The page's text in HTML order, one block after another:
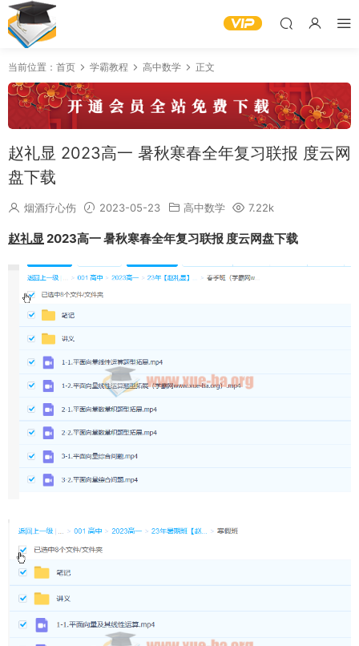
当前位置： 首页 学霸教程 高中数学 正文
赵礼显 2023高一 暑秋寒春全年复习联报 度云网
盘下载
烟酒疗心伤 2023-05-23 高中数学 7.22k
赵礼显2023高一 暑秋寒春全年复习联报 度云网盘下载